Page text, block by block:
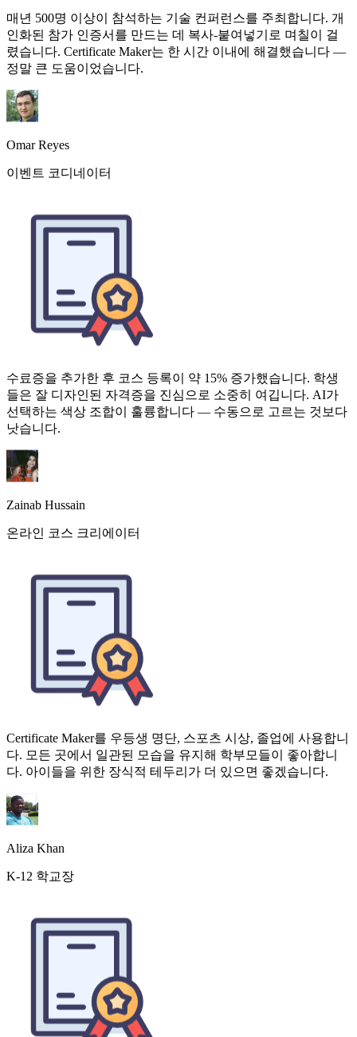
Omar Reyes
이벤트 코디네이터
들은 잘 디자인된 자격증을 진심으로 소중히 여깁니다. AI가
선택하는 색상 조합이 훌륭합니다 — 수동으로 고르는 것보다
낫습니다.
Zainab Hussain
온라인 코스 크리에이터
다. 모든 곳에서 일관된 모습을 유지해 학부모들이 좋아합니
다. 아이들을 위한 장식적 테두리가 더 있으면 좋겠습니다.
Aliza Khan
K-12 학교장
전문적인 인증서를 나눠주고, 자원봉사자들이 정말 좋아합니
다. 유지율에서 실질적인 차이를 만들었습니다.